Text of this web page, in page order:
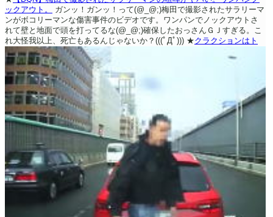
ックアウト。
ガンッ！ガンッ！って(@_@;)梅田で撮影されたサラリーマ
ンがボコリーマンな傷害事件のビデオです。ワンパンでノックアウトさ
れて壁と地面で頭を打ってるな(@_@;)確保したおっさんＧＪすぎる。こ
れ大怪我以上、死亡もあるんじゃないか？(((ﾟДﾟ))) ★クラクションはト